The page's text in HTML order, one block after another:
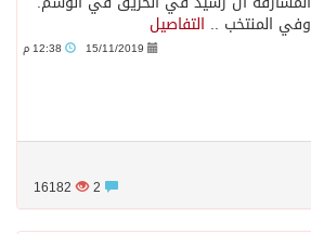
وفي المنتخب .. التفاصيل
15/11/2019
16182